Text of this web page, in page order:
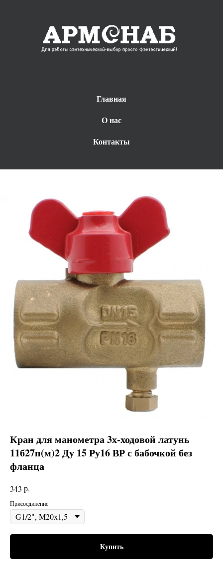
Главная
О нас
Контакты
Кран для манометра 3х-ходовой латунь
11б27п(м)2 Ду 15 Ру16 ВР с бабочкой без
фланца
343 р.
Присоединение
Купить